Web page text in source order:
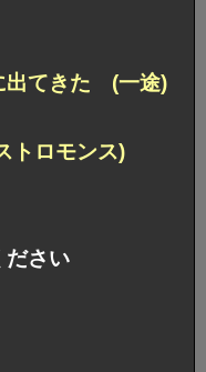
出てきた (一途)
トロモンス)
ださい